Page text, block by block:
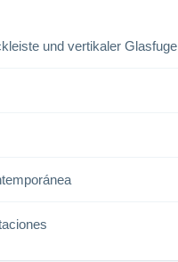
und vertikaler Glasfuge